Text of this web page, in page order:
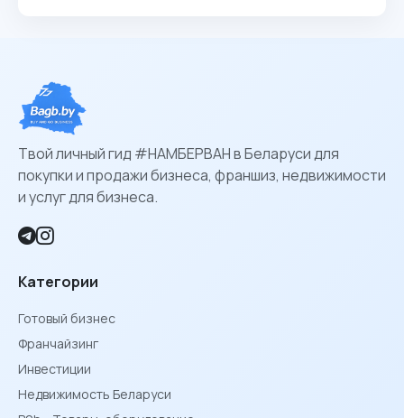
Твой личный гид #НАМБЕРВАН в Беларуси для
покупки и продажи бизнеса, франшиз, недвижимости
и услуг для бизнеса.
Категории
Готовый бизнес
Франчайзинг
Инвестиции
Недвижимость Беларуси